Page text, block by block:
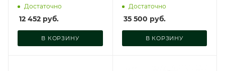
CNDTW-18B (Li-ion-2шт,
2.0Ач, 440Нм, З, E0127
Достаточно
12 452 руб.
В КОРЗИНУ
1100Нм RUNTEC, RT-
Достаточно
35 500 руб.
В КОРЗИНУ